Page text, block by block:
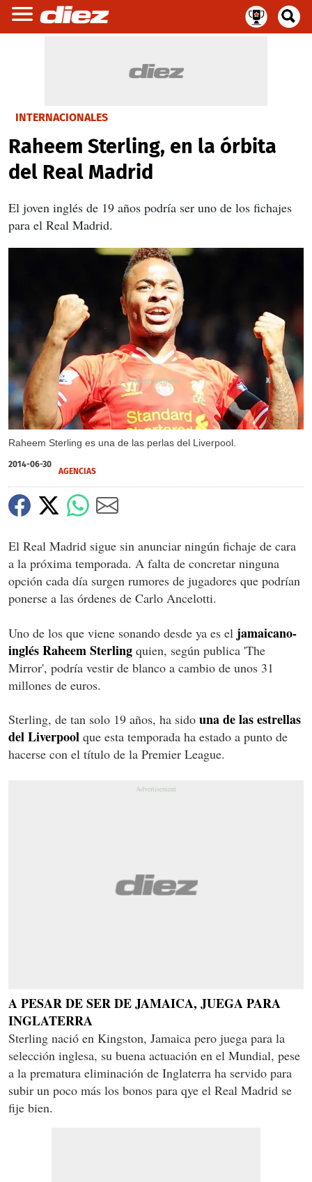
INTERNACIONALES
Raheem Sterling, en la órbita
del Real Madrid
El joven inglés de 19 años podría ser uno de los fichajes
para el Real Madrid.
Raheem Sterling es una de las perlas del Liverpool.
X
2014-06-30
AGENCIAS
El Real Madrid sigue sin anunciar ningún fichaje de cara
a la próxima temporada. A falta de concretar ninguna
opción cada día surgen rumores de jugadores que podrían
ponerse a las órdenes de Carlo Ancelotti.
Uno de los que viene sonando desde ya es el jamaicano-
inglés Raheem Sterling quien, según publica 'The
Mirror', podría vestir de blanco a cambio de unos 31
millones de euros.
Sterling, de tan solo 19 años, ha sido una de las estrellas
del Liverpool que esta temporada ha estado a punto de
hacerse con el título de la Premier League.
A PESAR DE SER DE JAMAICA, JUEGA PARA
INGLATERRA
Sterling nació en Kingston, Jamaica pero juega para la
selección inglesa, su buena actuación en el Mundial, pese
a la prematura eliminación de Inglaterra ha servido para
subir un poco más los bonos para qye el Real Madrid se
fije bien.